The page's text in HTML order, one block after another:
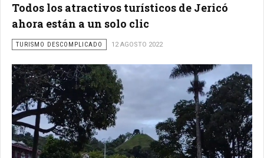
Todos los atractivos turísticos de Jericó
ahora están a un solo clic
TURISMO DESCOMPLICADO 12 AGOSTO 2022